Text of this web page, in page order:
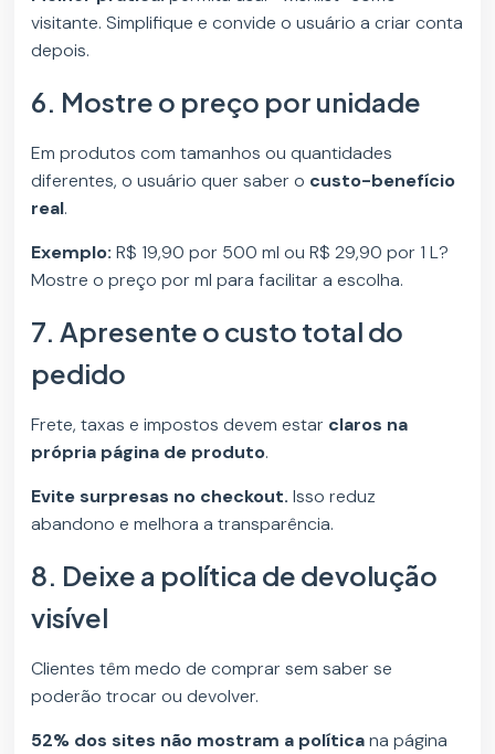
visitante. Simplifique e convide o usuário a criar conta
depois.
6. Mostre o preço por unidade
Em produtos com tamanhos ou quantidades
diferentes, o usuário quer saber o custo-benefício
real.
Exemplo: R$ 19,90 por 500 ml ou R$ 29,90 por 1 L?
Mostre o preço por ml para facilitar a escolha.
7. Apresente o custo total do
pedido
Frete, taxas e impostos devem estar claros na
própria página de produto.
Evite surpresas no checkout. Isso reduz
abandono e melhora a transparência.
8. Deixe a política de devolução
visível
Clientes têm medo de comprar sem saber se
poderão trocar ou devolver.
52% dos sites não mostram a políticana página